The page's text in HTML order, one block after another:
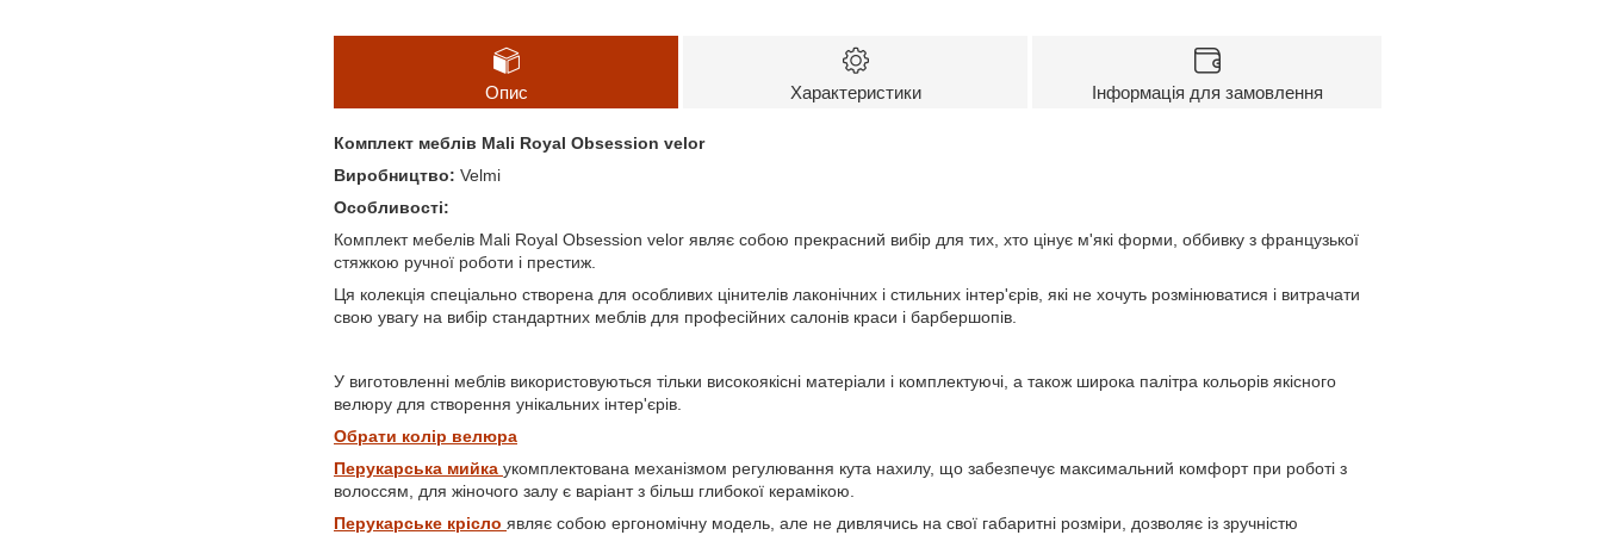
Опис Характеристики Інформація для замовлення
Комплект меблів Mali Royal Obsession velor
Виробництво: Velmi
Особливості:
Комплект мебелів Mali Royal Obsession velor являє собою прекрасний вибір для тих, хто цінує м'які форми, оббивку з французької
стяжкою ручної роботи і престиж.
Ця колекція спеціально створена для особливих цінителів лаконічних і стильних інтер'єрів, які не хочуть розмінюватися і витрачати
свою увагу на вибір стандартних меблів для професійних салонів краси і барбершопів.
У виготовленні меблів використовуються тільки високоякісні матеріали і комплектуючі, а також широка палітра кольорів якісного
велюру для створення унікальних інтер'єрів.
Обрати колір велюра
Перукарська мийка укомплектована механізмом регулювання кута нахилу, що забезпечує максимальний комфорт при роботі з
волоссям, для жіночого залу є варіант з більш глибокої керамікою.
Перукарське крісло являє собою ергономічну модель, але не дивлячись на свої габаритні розміри, дозволяє із зручністю